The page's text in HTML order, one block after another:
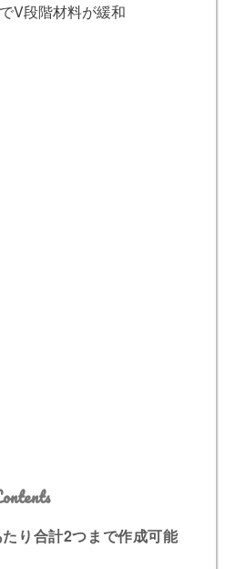
V段階材料が緩和
り合計2つまで作成可能